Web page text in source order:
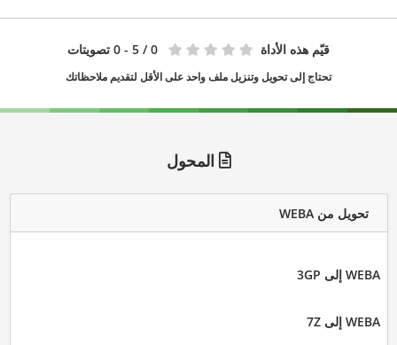
قيّم هذه الأداة 0 / 5 - 0 تصويتات
تحتاج إلى تحويل وتنزيل ملف واحد على الأقل لتقديم ملاحظاتك
المحول
تحويل من WEBA
WEBA إلى 3GP
WEBA إلى 7Z